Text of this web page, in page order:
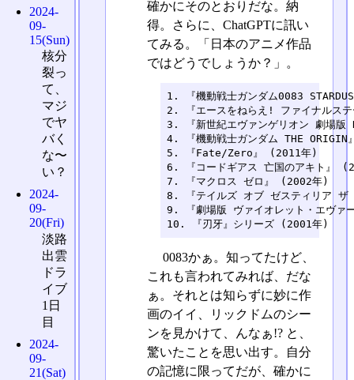
確かにそのとおりだな。納
得。さらに、ChatGPTに訊い
てみる。「日本のアニメ作品
ではどうでしょうか？」。
1. 『機動戦士ガンダム0083
2. 『エースをねらえ! ファイナルス
3. 『新世紀エヴァンゲリオン 劇場
4. 『機動戦士ガンダム THE
5. 『Fate/Zero』 (2011年)
6. 『コードギアス 亡国のアキト』
7. 『マクロス ゼロ』 (2002年)
8. 『テイルズ オブ ゼスティリア
9. 『劇場版 ヴァイオレット・エヴァ
10. 『刃牙』シリーズ (2001年)
0083かぁ。知ってたけど、
これも言われてみれば、だな
ぁ。それとは知らずに妙に作
画のイイ、リックドムのシー
ンを見かけて、んなぁ!? と、
驚いたことを思い出す。自分
の記憶に限ってだが、確かに
2024-
09-
15(Sun)
核分
裂っ
て、
マジ
でヤ
バく
な〜
い？
2024-
09-
20(Fri)
淡路
出雲
ドラ
イブ
1日
目
2024-
09-
21(Sat)